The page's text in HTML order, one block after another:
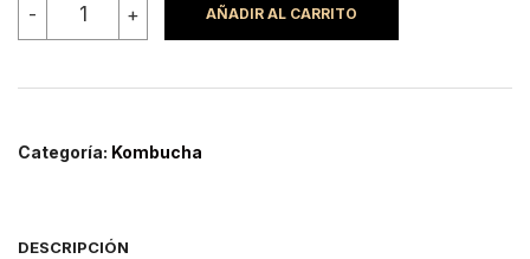
-
sabor
toronja
cantidad
+ AÑADIR AL CARRITO
Categoría: Kombucha
DESCRIPCIÓN